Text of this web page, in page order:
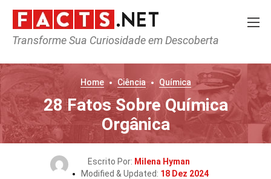
Transforme Sua Curiosidade em Descoberta
Home Ciência Química
28 Fatos Sobre Química
Orgânica
Escrito Por: Milena Hyman
Modified & Updated: 18 Dez 2024